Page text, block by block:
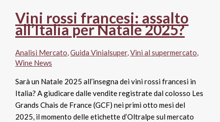
Vini rossi francesi: assalto
all’Italia per Natale 2025?
Analisi Mercato,Guida Vinialsuper,Vini al supermercato,
Wine News
Sarà un Natale 2025 all’insegna dei vini rossi francesi in
Italia? A giudicare dalle vendite registrate dal colosso Les
Grands Chais de France (GCF) nei primi otto mesi del
2025, il momento delle etichette d’Oltralpe sul mercato